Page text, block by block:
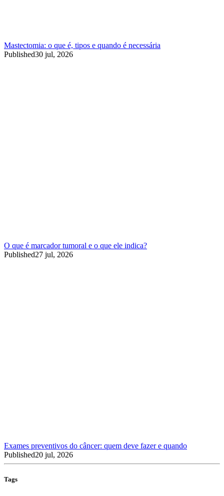
Mastectomia: o que é, tipos e quando é necessária
Published30 jul, 2026
O que é marcador tumoral e o que ele indica?
Published27 jul, 2026
Exames preventivos do câncer: quem deve fazer e quando
Published20 jul, 2026
Tags